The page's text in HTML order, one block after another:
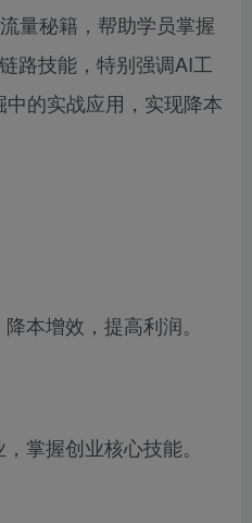
量秘籍，帮助学员掌握
路技能，特别强调AI工
的实战应用，实现降本
本增效，提高利润。
掌握创业核心技能。